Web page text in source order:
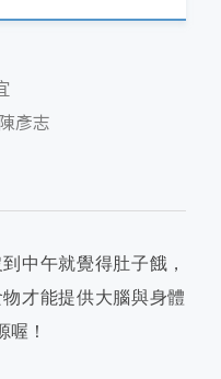
彥志
中午就覺得肚子餓，
才能提供大腦與身體
喔！